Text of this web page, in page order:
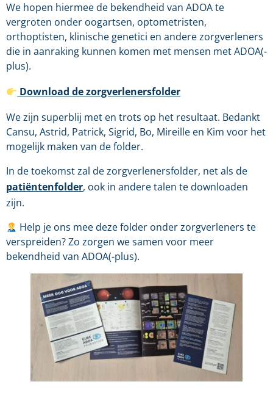
We hopen hiermee de bekendheid van ADOA te
vergroten onder oogartsen, optometristen,
orthoptisten, klinische genetici en andere zorgverleners
die in aanraking kunnen komen met mensen met ADOA(-
plus).
Download de zorgverlenersfolder
We zijn superblij met en trots op het resultaat. Bedankt
Cansu, Astrid, Patrick, Sigrid, Bo, Mireille en Kim voor het
mogelijk maken van de folder.
In de toekomst zal de zorgverlenersfolder, net als de
patiëntenfolder, ook in andere talen te downloaden
zijn.
Help je ons mee deze folder onder zorgverleners te
verspreiden? Zo zorgen we samen voor meer
bekendheid van ADOA(-plus).